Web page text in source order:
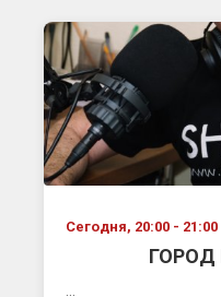
Сегодня, 20:00 - 21:00
ГОРОД